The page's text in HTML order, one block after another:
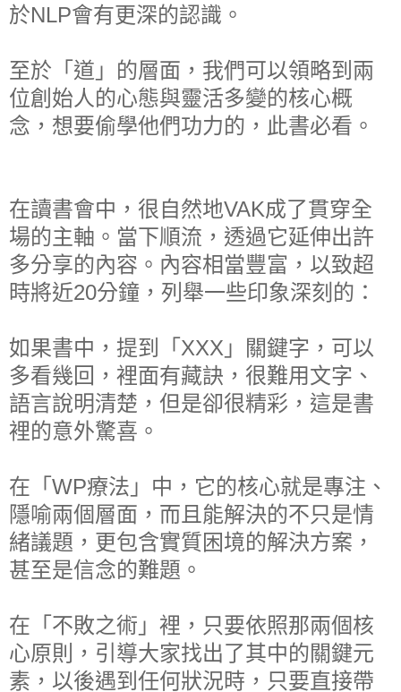
於NLP會有更深的認識。
至於「道」的層面，我們可以領略到兩
位創始人的心態與靈活多變的核心概
念，想要偷學他們功力的，此書必看。
在讀書會中，很自然地VAK成了貫穿全
場的主軸。當下順流，透過它延伸出許
多分享的內容。內容相當豐富，以致超
時將近20分鐘，列舉一些印象深刻的：
如果書中，提到「XXX」關鍵字，可以
多看幾回，裡面有藏訣，很難用文字、
語言說明清楚，但是卻很精彩，這是書
裡的意外驚喜。
在「WP療法」中，它的核心就是專注、
隱喻兩個層面，而且能解決的不只是情
緒議題，更包含實質困境的解決方案，
甚至是信念的難題。
在「不敗之術」裡，只要依照那兩個核
心原則，引導大家找出了其中的關鍵元
素，以後遇到任何狀況時，只要直接帶